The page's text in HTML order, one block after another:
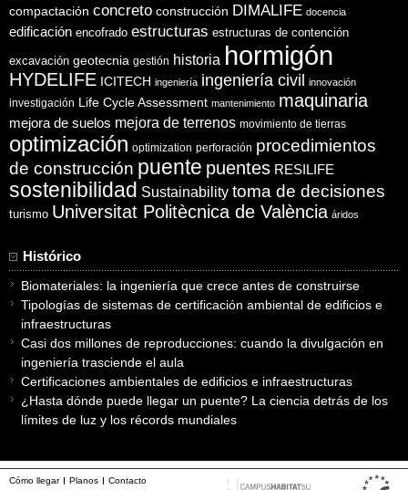
compactación concreto construcción DIMALIFE docencia
edificación encofrado estructuras estructuras de contención
excavación geotecnia gestión historia hormigón
HYDELIFE ICITECH ingeniería ingeniería civil innovación
investigación Life Cycle Assessment mantenimiento maquinaria
mejora de suelos mejora de terrenos movimiento de tierras
optimización optimization perforación procedimientos
de construcción puente puentes RESILIFE
sostenibilidad Sustainability toma de decisiones
turismo Universitat Politècnica de València áridos
Histórico
Biomateriales: la ingeniería que crece antes de construirse
Tipologías de sistemas de certificación ambiental de edificios e
infraestructuras
Casi dos millones de reproducciones: cuando la divulgación en
ingeniería trasciende el aula
Certificaciones ambientales de edificios e infraestructuras
¿Hasta dónde puede llegar un puente? La ciencia detrás de los
límites de luz y los récords mundiales
Cómo llegar Planos
Contacto